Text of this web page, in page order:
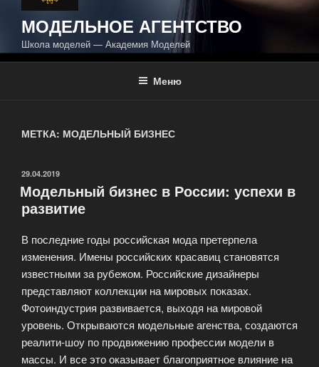
МОДЕЛЬНОЕ АГЕНТСТВО
Школа моделей — Академия Моделей
Меню
МЕТКА: МОДЕЛЬНЫЙ БИЗНЕС
ОПУБЛИКОВАНО
29.04.2019
Модельный бизнес в России: успехи в
развитие
В последние годы российская мода претерпела
изменения. Имены российских красавиц становятся
известными за рубежом. Российские дизайнеры
представляют коллекции на мировых показах.
Фотоиндустрия развивается, выходя на мировой
уровень. Открываются модельные агенства, создаются
реалити-шоу по продвижению профессии модели в
массы. И все это оказывает благоприятное влияние на